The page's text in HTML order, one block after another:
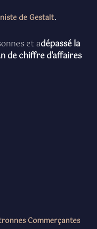
de Gestalt.
et adépassé la
de chiffre d'affaires
Commerçantes